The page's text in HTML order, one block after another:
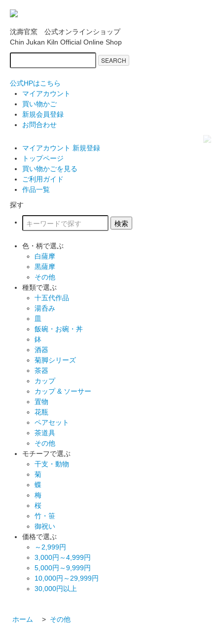
沈壽官窯 公式オンラインショップ
Chin Jukan Kiln Official Online Shop
SEARCH
公式HPはこちら
マイアカウント
買い物かご
新規会員登録
お問合わせ
マイアカウント 新規登録
トップページ
買い物かごを見る
ご利用ガイド
作品一覧
探す
色・柄で選ぶ
白薩摩
黒薩摩
その他
種類で選ぶ
十五代作品
湯呑み
皿
飯碗・お碗・丼
鉢
酒器
菊脚シリーズ
茶器
カップ
カップ & ソーサー
置物
花瓶
ペアセット
茶道具
その他
モチーフで選ぶ
干支・動物
菊
蝶
梅
桜
竹・笹
御祝い
価格で選ぶ
～2,999円
3,000円～4,999円
5,000円～9,999円
10,000円～29,999円
30,000円以上
ホーム > その他